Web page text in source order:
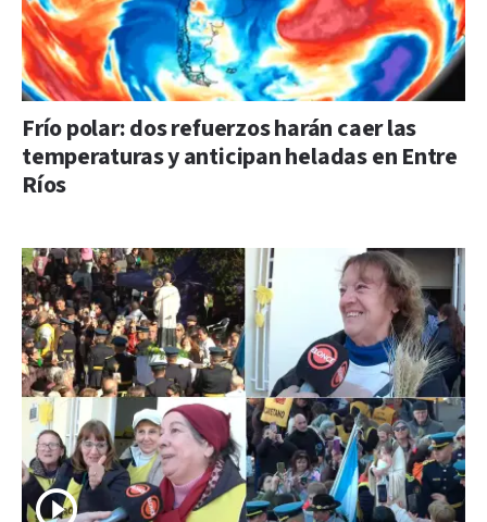
Frío polar: dos refuerzos harán caer las
temperaturas y anticipan heladas en Entre
Ríos